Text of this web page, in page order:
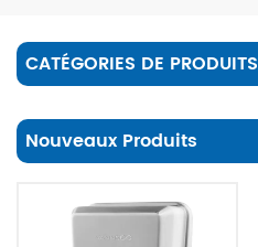
CATÉGORIES DE PRODUITS
Nouveaux Produits